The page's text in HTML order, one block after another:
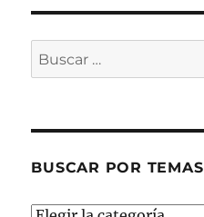
Buscar
por:
BUSCAR POR TEMAS